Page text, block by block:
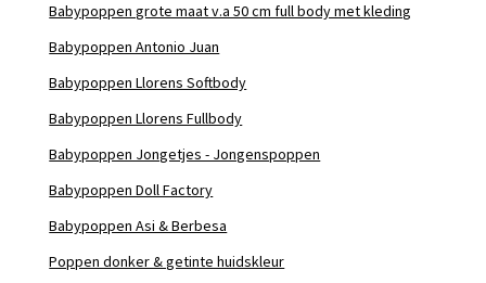
Babypoppen grote maat v.a 50 cm full body met kleding
Babypoppen Antonio Juan
Babypoppen Llorens Softbody
Babypoppen Llorens Fullbody
Babypoppen Jongetjes - Jongenspoppen
Babypoppen Doll Factory
Babypoppen Asi & Berbesa
Poppen donker & getinte huidskleur